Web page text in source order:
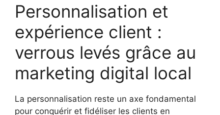
Personnalisation et
expérience client :
verrous levés grâce au
marketing digital local
La personnalisation reste un axe fondamental
pour conquérir et fidéliser les clients en